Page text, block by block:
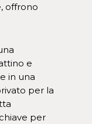
offrono
e
in una
per la
per